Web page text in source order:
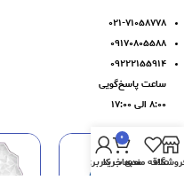
۰۲۱-۷۱۰۵۸۷۷۸
۰۹۱۷۰۸۰۵۵۸۸
۰۹۲۲۲۱۵۵۹۱۴
ساعت پاسخ‌گویی
۸:۰۰ الی ۱۷:۰۰
علاقه مندی
0
سبد خرید
حساب کاربری من